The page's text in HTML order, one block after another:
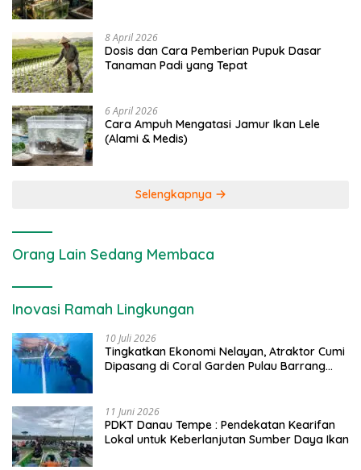
8 April 2026
Dosis dan Cara Pemberian Pupuk Dasar
Tanaman Padi yang Tepat
6 April 2026
Cara Ampuh Mengatasi Jamur Ikan Lele
(Alami & Medis)
Selengkapnya
Orang Lain Sedang Membaca
Inovasi Ramah Lingkungan
10 Juli 2026
Tingkatkan Ekonomi Nelayan, Atraktor Cumi
Dipasang di Coral Garden Pulau Barrang
11 Juni 2026
PDKT Danau Tempe : Pendekatan Kearifan
Lokal untuk Keberlanjutan Sumber Daya Ikan